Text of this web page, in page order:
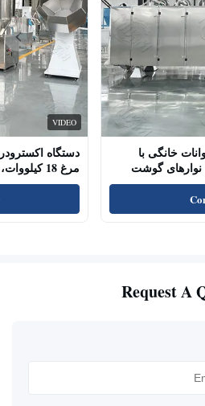
خانگی با
گوشت
VIDEO
دستگاه
مرغ 18
پروتئین بالا،
Request A